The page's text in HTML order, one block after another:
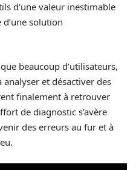
d’une valeur inestimable
solution
beaucoup d’utilisateurs,
et désactiver des
finalement à retrouver
de diagnostic s’avère
des erreurs au fur et à